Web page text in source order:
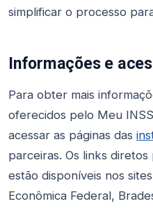
simplificar o processo
Informações e
Para obter mais
oferecidos pelo Meu
acessar as páginas das
parceiras. Os links
estão disponíveis nos
Econômica Federal,